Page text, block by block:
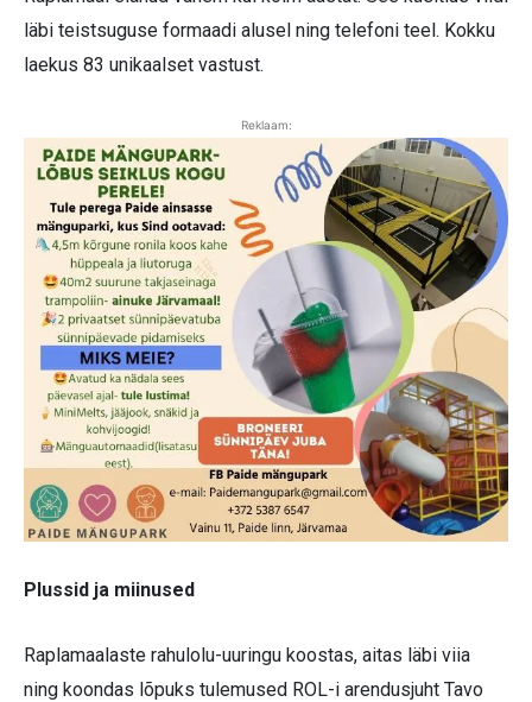
läbi teistsuguse formaadi alusel ning telefoni teel. Kokku
laekus 83 unikaalset vastust.
Reklaam:
Plussid ja miinused
Raplamaalaste rahulolu-uuringu koostas, aitas läbi viia
ning koondas lõpuks tulemused ROL-i arendusjuht Tavo